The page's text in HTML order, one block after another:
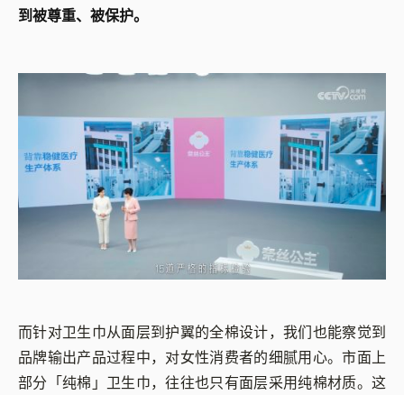
到被尊重、被保护。
而针对卫生巾从面层到护翼的全棉设计，我们也能察觉到
品牌输出产品过程中，对女性消费者的细腻用心。市面上
部分「纯棉」卫生巾，往往也只有面层采用纯棉材质。这